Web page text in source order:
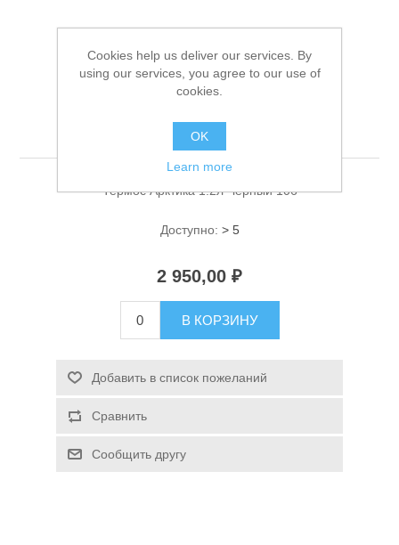
Аксессуары для лодок
Спасательные средства
Термос Арктика 1.2л
Черный 106
Термос Арктика 1.2л Черный 106
Доступно: > 5
2 950,00 ₽
В КОРЗИНУ
Добавить в список пожеланий
Сравнить
Сообщить другу
Cookies help us deliver our services. By
using our services, you agree to our use of
cookies.
OK
Learn more